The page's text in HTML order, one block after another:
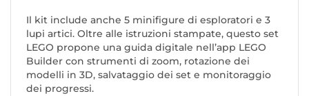
Il kit include anche 5 minifigure di esploratori e 3
lupi artici. Oltre alle istruzioni stampate, questo set
LEGO propone una guida digitale nell’app LEGO
Builder con strumenti di zoom, rotazione dei
modelli in 3D, salvataggio dei set e monitoraggio
dei progressi.